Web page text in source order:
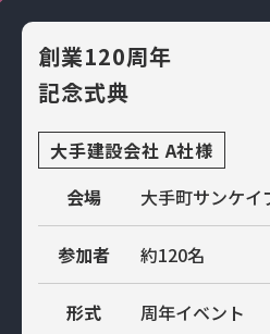
創業120周年
記念式典
大手建設会社 A社様
会場
大手町サンケイ
参加者 約120名
形式 周年イベント